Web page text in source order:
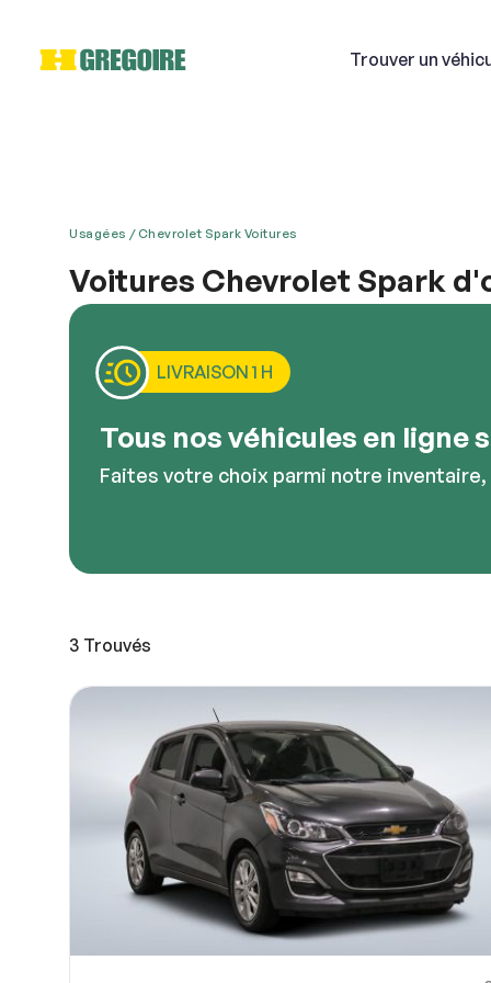
Trouver un
Usagées Chevrolet Spark Voitures
Voitures Chevrolet Spark
Chevrolet célèbre ses voitures de manufactures
meilleur SUV d’occasion disponible au Canada
intérieur ergonomique une prise en main réactive
LIVRAISON 1 H
Tous nos véhicules en ligne
Faites votre choix parmi notre
3 Trouvés
ou